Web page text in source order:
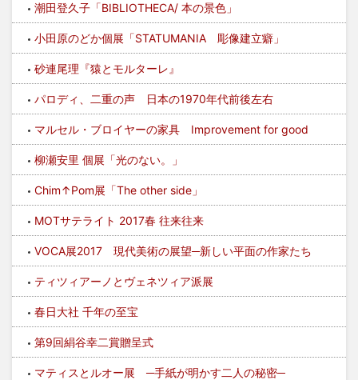
潮田登久子「BIBLIOTHECA/ 本の景色」
小田原のどか個展「STATUMANIA 彫像建立癖」
砂連尾理『猿とモルターレ』
パロディ、二重の声 日本の1970年代前後左右
マルセル・ブロイヤーの家具 Improvement for good
柳瀬安里 個展「光のない。」
Chim↑Pom展「The other side」
MOTサテライト 2017春 往来往来
VOCA展2017 現代美術の展望─新しい平面の作家たち
ティツィアーノとヴェネツィア派展
春日大社 千年の至宝
第9回絹谷幸二賞贈呈式
マティスとルオー展 ─手紙が明かす二人の秘密─